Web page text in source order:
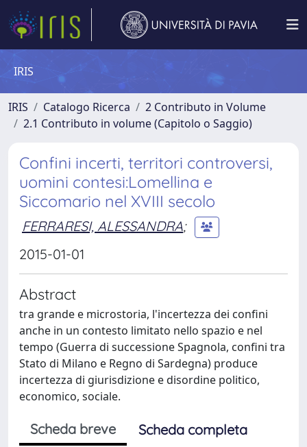
IRIS
IRIS Catalogo Ricerca
2 Contributo in Volume
2.1 Contributo in volume (Capitolo o Saggio)
Confini incerti, territori controversi,
uomini contesi:Lomellina e
Siccomario nel XVIII secolo
FERRARESI, ALESSANDRA;
2015-01-01
Abstract
tra grande e microstoria, l'incertezza dei confini
anche in un contesto limitato nello spazio e nel
tempo (Guerra di successione Spagnola, confini tra
Stato di Milano e Regno di Sardegna) produce
incertezza di giurisdizione e disordine politico,
economico, sociale.
Scheda breve
Scheda completa